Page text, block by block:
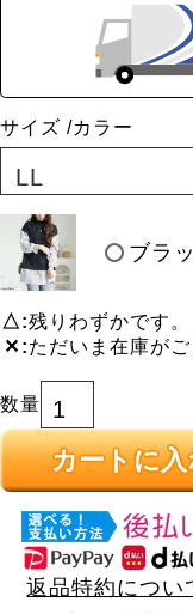
サイズ カラー
ブラ
△ 残りわずかです。
✕ ただいま在庫がご
カートに
返品特約につい